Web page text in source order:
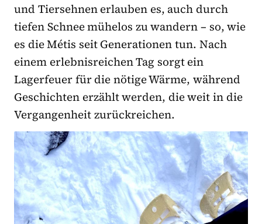
und Tiersehnen erlauben es, auch durch
tiefen Schnee mühelos zu wandern – so, wie
es die Métis seit Generationen tun. Nach
einem erlebnisreichen Tag sorgt ein
Lagerfeuer für die nötige Wärme, während
Geschichten erzählt werden, die weit in die
Vergangenheit zurückreichen.